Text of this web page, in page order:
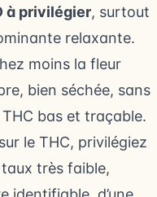
à privilégier, surtout
relaxante.
moins la fleur
bien séchée, sans
bas et traçable.
le THC, privilégiez
très faible,